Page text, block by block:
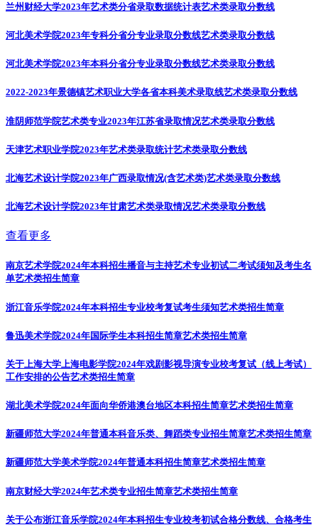
兰州财经大学2023年艺术类分省录取数据统计表艺术类录取分数线
河北美术学院2023年专科分省分专业录取分数线艺术类录取分数线
河北美术学院2023年本科分省分专业录取分数线艺术类录取分数线
2022-2023年景德镇艺术职业大学各省本科美术录取线艺术类录取分数线
淮阴师范学院艺术类专业2023年江苏省录取情况艺术类录取分数线
天津艺术职业学院2023年艺术类录取统计艺术类录取分数线
北海艺术设计学院2023年广西录取情况(含艺术类)艺术类录取分数线
北海艺术设计学院2023年甘肃艺术类录取情况艺术类录取分数线
查看更多
南京艺术学院2024年本科招生播音与主持艺术专业初试二考试须知及考生名
单艺术类招生简章
浙江音乐学院2024年本科招生专业校考复试考生须知艺术类招生简章
鲁迅美术学院2024年国际学生本科招生简章艺术类招生简章
关于上海大学上海电影学院2024年戏剧影视导演专业校考复试（线上考试）
工作安排的公告艺术类招生简章
湖北美术学院2024年面向华侨港澳台地区本科招生简章艺术类招生简章
新疆师范大学2024年普通本科音乐类、舞蹈类专业招生简章艺术类招生简章
新疆师范大学美术学院2024年普通本科招生简章艺术类招生简章
南京财经大学2024年艺术类专业招生简章艺术类招生简章
关于公布浙江音乐学院2024年本科招生专业校考初试合格分数线、合格考生